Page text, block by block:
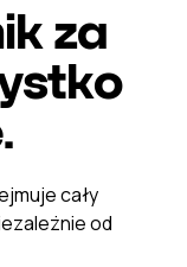
za
cały
od